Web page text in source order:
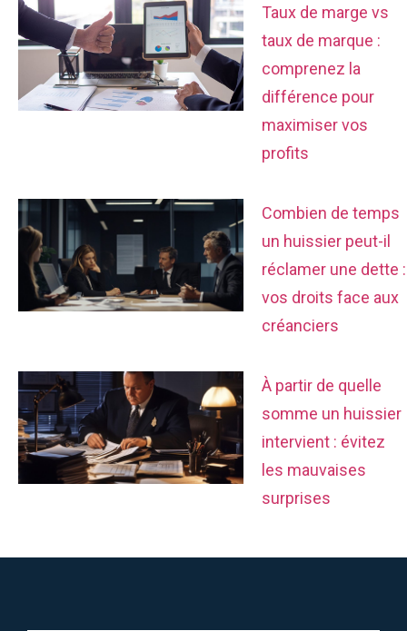
Taux de marge vs
taux de marque :
comprenez la
différence pour
maximiser vos
profits
Combien de temps
un huissier peut-il
réclamer une dette :
vos droits face aux
créanciers
À partir de quelle
somme un huissier
intervient : évitez
les mauvaises
surprises